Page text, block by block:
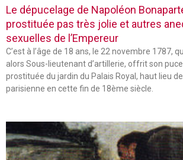
Le dépucelage de Napoléon
prostituée pas très jolie et autres
sexuelles de l’Empereur
C’est à l’âge de 18 ans, le 22 novembre 1787,
alors Sous-lieutenant d’artillerie, offrit son
prostituée du jardin du Palais Royal, haut lieu
parisienne en cette fin de 18ème siècle.